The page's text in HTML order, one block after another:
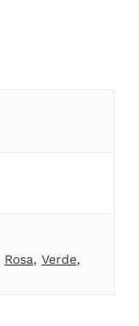
Rosa, Verde,